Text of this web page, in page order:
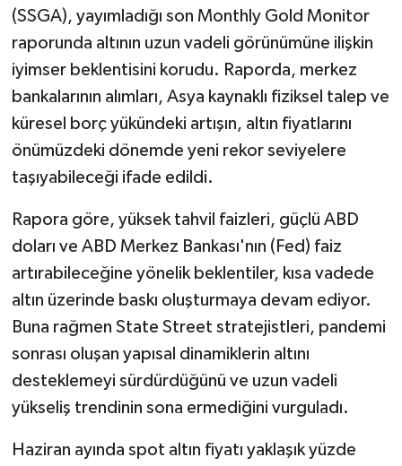
(SSGA), yayımladığı son Monthly Gold Monitor
raporunda altının uzun vadeli görünümüne ilişkin
iyimser beklentisini korudu. Raporda, merkez
bankalarının alımları, Asya kaynaklı fiziksel talep ve
küresel borç yükündeki artışın, altın fiyatlarını
önümüzdeki dönemde yeni rekor seviyelere
taşıyabileceği ifade edildi.
Rapora göre, yüksek tahvil faizleri, güçlü ABD
doları ve ABD Merkez Bankası'nın (Fed) faiz
artırabileceğine yönelik beklentiler, kısa vadede
altın üzerinde baskı oluşturmaya devam ediyor.
Buna rağmen State Street stratejistleri, pandemi
sonrası oluşan yapısal dinamiklerin altını
desteklemeyi sürdürdüğünü ve uzun vadeli
yükseliş trendinin sona ermediğini vurguladı.
Haziran ayında spot altın fiyatı yaklaşık yüzde